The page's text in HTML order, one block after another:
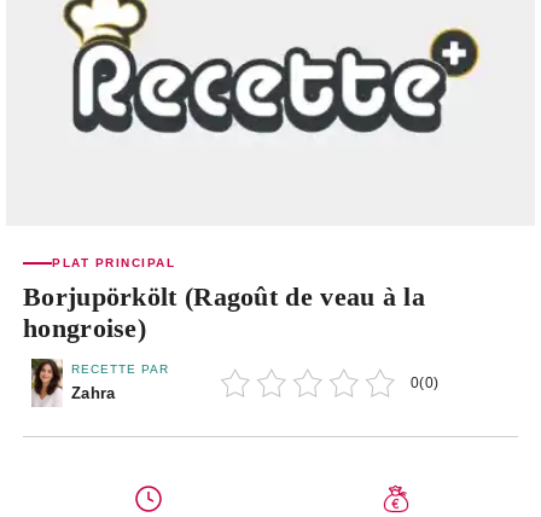
PLAT PRINCIPAL
Borjupörkölt (Ragoût de veau à la
hongroise)
RECETTE PAR
Zahra
0(0)